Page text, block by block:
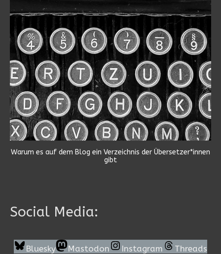
Warum es auf dem Blog ein Verzeichnis der Übersetzer*innen
gibt
Social Media:
Bluesky Mastodon Instagram Threads